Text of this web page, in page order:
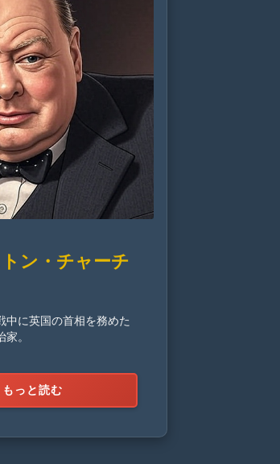
ン・チャーチ
中に英国の首相を務めた
。
もっと読む